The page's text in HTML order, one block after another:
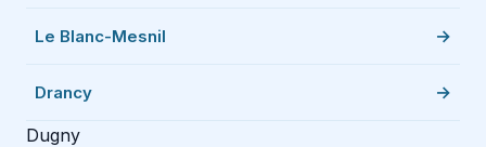
Le Blanc-Mesnil
Drancy
Dugny